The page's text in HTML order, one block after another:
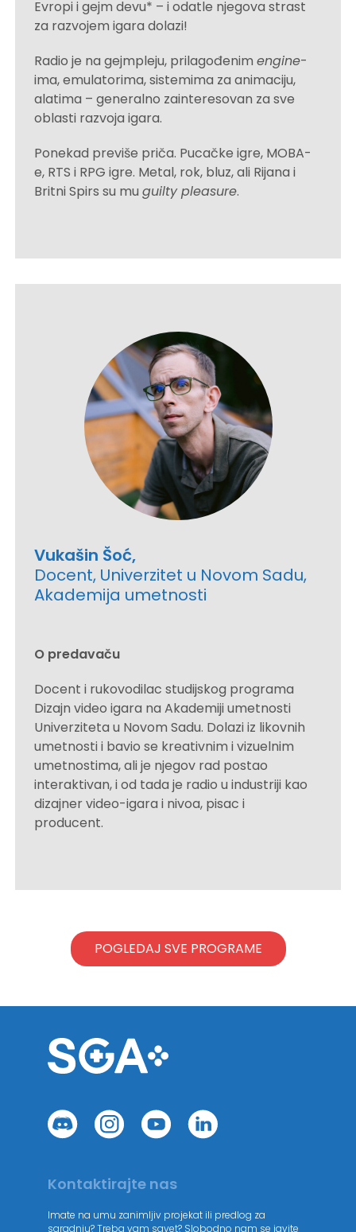
Evropi i gejm devu* – i odatle njegova strast
za razvojem igara dolazi!
Radio je na gejmpleju, prilagođenimengine-
ima, emulatorima, sistemima za animaciju,
alatima – generalno zainteresovan za sve
oblasti razvoja igara.
Ponekad previše priča. Pucačke igre, MOBA-
e, RTS i RPG igre. Metal, rok, bluz, ali Rijana i
Britni Spirs su muguilty pleasure.
Vukašin Šoć,
Docent, Univerzitet u Novom Sadu,
Akademija umetnosti
O predavaču
Docent i rukovodilac studijskog programa
Dizajn video igara na Akademiji umetnosti
Univerziteta u Novom Sadu. Dolazi iz likovnih
umetnosti i bavio se kreativnim i vizuelnim
umetnostima, ali je njegov rad postao
interaktivan, i od tada je radio u industriji kao
dizajner video-igara i nivoa, pisac i
producent.
POGLEDAJ SVE PROGRAME
Kontaktirajte nas
Imate na umu zanimljiv projekat ili predlog za
saradnju? Treba vam savet? Slobodno nam se javite